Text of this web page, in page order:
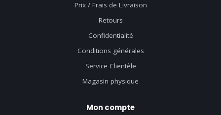
Prix / Frais de Livraison
Retours
Confidentialité
Conditions générales
Service Clientèle
Magasin physique
Mon compte